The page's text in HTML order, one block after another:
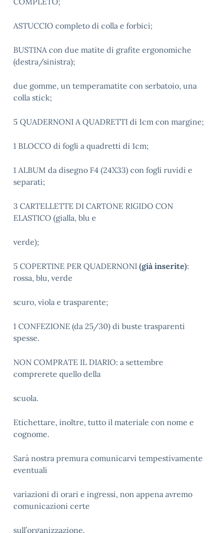
ASTUCCIO completo di colla e forbici;
BUSTINA con due matite di grafite ergonomiche
(destra/sinistra);
due gomme, un temperamatite con serbatoio, una
colla stick;
5 QUADERNONI A QUADRETTI di 1cm con margine;
1 BLOCCO di fogli a quadretti di 1cm;
1 ALBUM da disegno F4 (24X33) con fogli ruvidi e
separati;
3 CARTELLETTE DI CARTONE RIGIDO CON
ELASTICO (gialla, blu e
verde);
5 COPERTINE PER QUADERNONI (già inserite):
rossa, blu, verde
scuro, viola e trasparente;
1 CONFEZIONE (da 25/30) di buste trasparenti
spesse.
NON COMPRATE IL DIARIO: a settembre
comprerete quello della
scuola.
Etichettare, inoltre, tutto il materiale con nome e
cognome.
Sarà nostra premura comunicarvi tempestivamente
eventuali
variazioni di orari e ingressi, non appena avremo
comunicazioni certe
sull’organizzazione.